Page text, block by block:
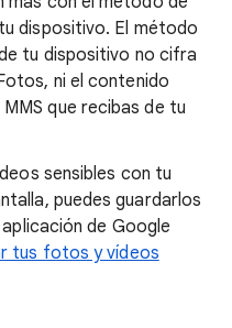
dispositivo. El método
tu dispositivo no cifra
ni el contenido
que recibas de tu
sensibles con tu
puedes guardarlos
de Google
tus fotos y vídeos